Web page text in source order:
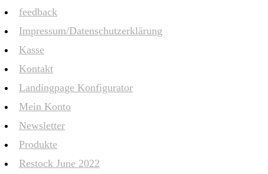
feedback
Impressum/Datenschutzerklärung
Kasse
Kontakt
Landingpage Konfigurator
Mein Konto
Newsletter
Produkte
Restock June 2022